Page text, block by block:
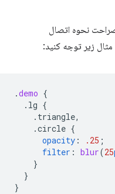
نحوه اتصال
زیر توجه کنید:
.demo {
.lg {
.triangle,
.circle {
opacity : .25 ;
filter : blur(25
}
}
}